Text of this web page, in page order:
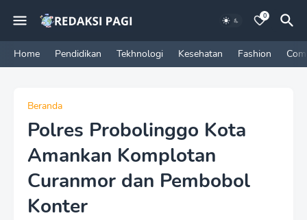
0
Home Pendidikan Tekhnologi Kesehatan Fashion
Beranda
Polres Probolinggo Kota
Amankan Komplotan
Curanmor dan Pembobol
Konter